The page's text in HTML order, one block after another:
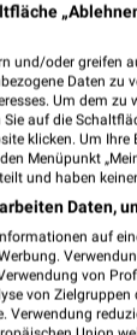
und/oder greifen
Daten zu
Um dem zu
auf die
klicken. Um
Menüpunkt
und haben
Daten,
auf
von
von
Verwendung